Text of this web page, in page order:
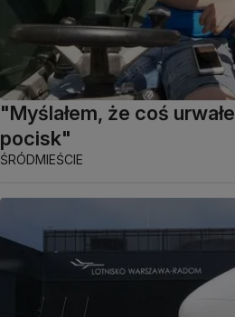
"Myślałem, że coś
pocisk"
ŚRÓDMIEŚCIE